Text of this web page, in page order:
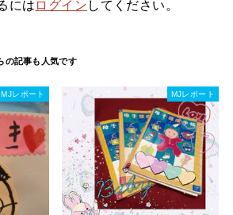
には ログイン してください。
MJレポート MJレポート